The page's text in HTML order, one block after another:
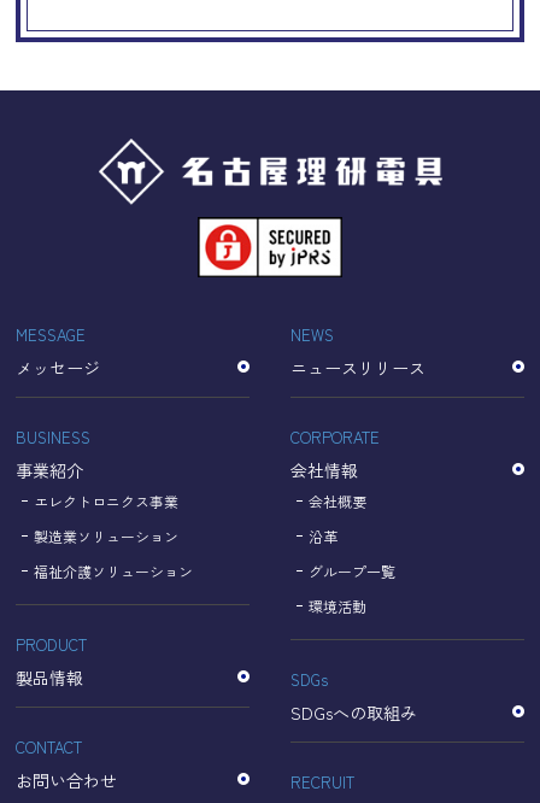
Googleアナリティクスの使用につい
当サイトでは、より良いサービスの提供、またユーザビリ
ティの向上のため、Googleアナリティクスを使用し、当サ
イトの利用状況などのデータ収集及び解析を行っておりま
す。その際、「Cookie」を通じて、Googleがお客様のIPア
ドレスなどの情報を収集する場合がありますが、
「Cookie」で収集される情報は個人を特定できるものでは
収集されたデータはGoogleのプライバシーポリシーにおい
て管理されます。
なお、当サイトのご利用をもって、上述の方法・目的にお
いてGoogle及び当サイトが行うデータ処理に関し、お客様
【Googleのプライバシーポリシー】
https://policies.google.com/privacy?hl=ja
https://policies.google.com/technologies/partner-sites?
hl=ja
個人情報に関するお問い合わせ窓口
名古屋理研電具株式会社
TEL：052-833-1248
MESSAGE
メッセージ
BUSINESS
事業紹介
エレクトロニクス事業
製造業ソリューション
福祉介護ソリューション
PRODUCT
製品情報
CONTACT
お問い合わせ
NEWS
ニュースリリース
CORPORATE
会社情報
会社概要
沿革
グループ一覧
環境活動
SDGs
SDGsへの取組み
RECRUIT